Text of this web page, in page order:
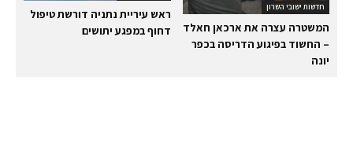
ראש עיריית נתניה דורשת טיפול
דחוף במפגע יתושים
חדשות ישובי השרון
המשטרה עצרה את ארכאן חאלד
– החשוד בפיגוע הדריסה בכפר
יונה